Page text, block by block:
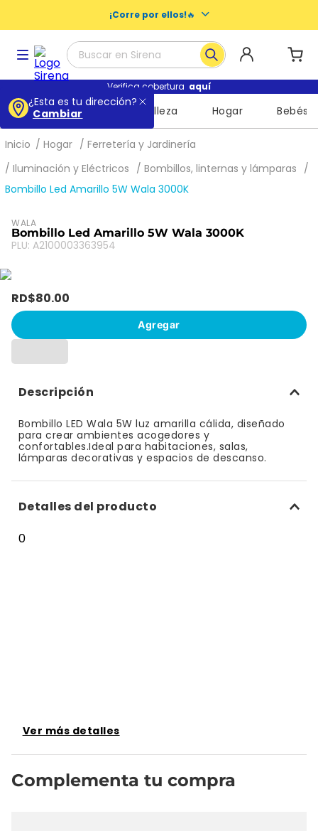
¡Corre por ellos!🔥
Buscar en Sirena
Términos más buscados
1
2 .
buenas noches nosotras
3.
escolares
4.
libros
6.
shampoo
9.
bizcocho
10. cuadernos
Verifica cobertura aquí
¿Esta es tu dirección?
Cambiar
Supermercado Belleza Hogar Bebés
Hogar
Ferretería y Jardinería
Iluminación y Eléctricos
Bombillos, linternas y lámparas
Bombillo Led Amarillo 5W Wala 3000K
WALA
Bombillo Led Amarillo 5W Wala 3000K
PLU: A2100003363954
RD$80.00
Agregar
Descripción
Bombillo LED Wala 5W luz amarilla cálida, diseñado
para crear ambientes acogedores y
confortables.Ideal para habitaciones, salas,
lámparas decorativas y espacios de descanso.
Detalles del producto
0
Ver más detalles
Complementa tu compra